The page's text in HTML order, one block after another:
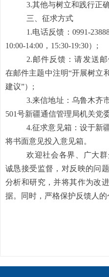
3.其他与树立和践行正
三、征求方式
1.电话反馈：0991-
10:00-14:00，1 5:30-19:30）;
2.邮件反馈：请发送邮
在邮件主题中注明“开展树立
建议”） ;
3.来信地址： 乌鲁木齐
501号新疆通信管理局机关党
4.征求意见箱：设于新
将书面意见投入意见箱。
欢迎社会各界、广大
诚恳接受监督，对反映的问
分析和研究，并将其作为改
据。同时，严格保护反馈人的